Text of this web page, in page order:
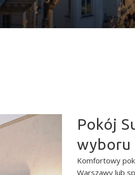
Pokój
wyboru
Komfortowy
Warszawy lub